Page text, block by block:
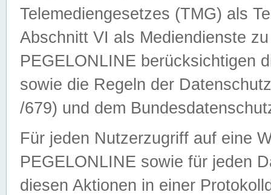
Telemediengesetzes (TMG) als
Abschnitt VI als Mediendienste
PEGELONLINE berücksichtigen
sowie die Regeln der
/679) und dem
Für jeden Nutzerzugriff auf eine
PEGELONLINE sowie für jeden
diesen Aktionen in einer